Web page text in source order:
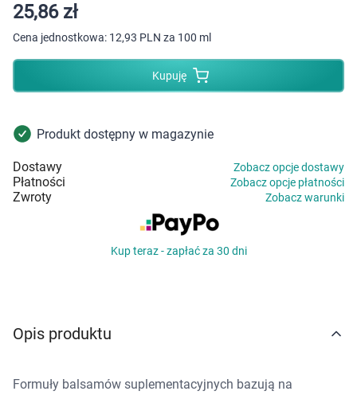
Kosmetyki
Mężczyzna
Zabawki
Sprzęt medyczny
25,86 zł
Cena jednostkowa: 12,93 PLN za 100 ml
Kupuję
Produkt dostępny w magazynie
Dostawy Zobacz opcje dostawy
Płatności Zobacz opcje płatności
Zwroty Zobacz warunki
Kup teraz - zapłać za 30 dni
Opis produktu
Formuły balsamów suplementacyjnych bazują na